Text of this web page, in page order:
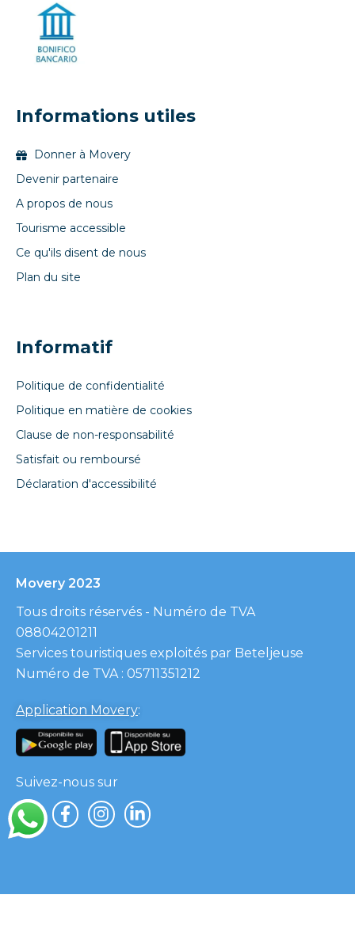
Informations utiles
Donner à Movery
Devenir partenaire
A propos de nous
Tourisme accessible
Ce qu'ils disent de nous
Plan du site
Informatif
Politique de confidentialité
Politique en matière de cookies
Clause de non-responsabilité
Satisfait ou remboursé
Déclaration d'accessibilité
Movery 2023
Tous droits réservés - Numéro de TVA
08804201211
Services touristiques exploités par Beteljeuse
Numéro de TVA : 05711351212
Application Movery:
Suivez-nous sur